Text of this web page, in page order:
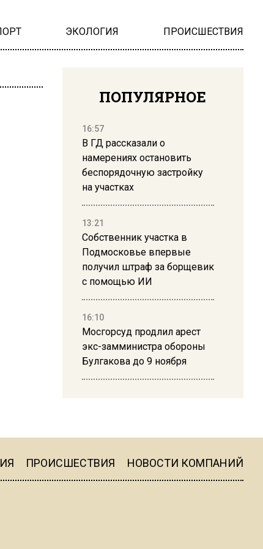
ЭКОЛОГИЯ ПРОИСШЕСТВИЯ
ПОПУЛЯРНОЕ
16:57
В ГД рассказали о
намерениях остановить
беспорядочную застройку
на участках
13:21
Собственник участка в
Подмосковье впервые
получил штраф за борщевик
с помощью ИИ
16:10
Мосгорсуд продлил арест
экс-замминистра обороны
Булгакова до 9 ноября
16:19
ПРОИСШЕСТВИЯ НОВОСТИ КОМПАНИЙ